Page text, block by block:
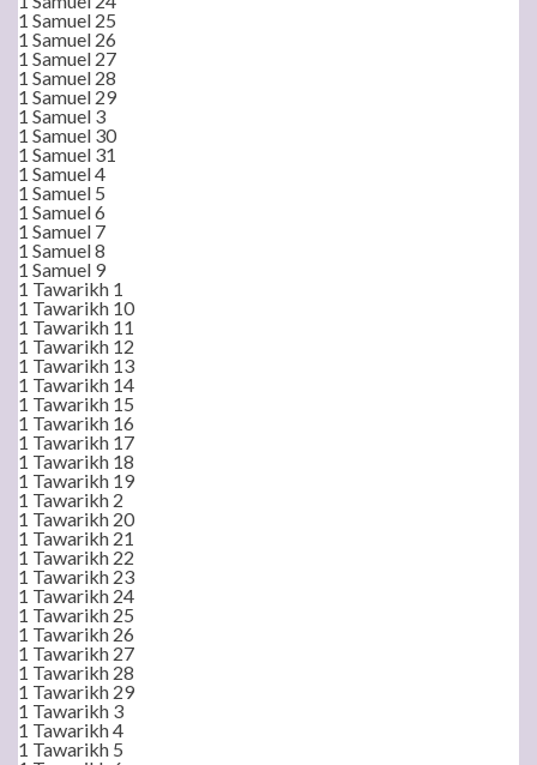
1 Samuel 25
1 Samuel 26
1 Samuel 27
1 Samuel 28
1 Samuel 29
1 Samuel 3
1 Samuel 30
1 Samuel 31
1 Samuel 4
1 Samuel 5
1 Samuel 6
1 Samuel 7
1 Samuel 8
1 Samuel 9
1 Tawarikh 1
1 Tawarikh 10
1 Tawarikh 11
1 Tawarikh 12
1 Tawarikh 13
1 Tawarikh 14
1 Tawarikh 15
1 Tawarikh 16
1 Tawarikh 17
1 Tawarikh 18
1 Tawarikh 19
1 Tawarikh 2
1 Tawarikh 20
1 Tawarikh 21
1 Tawarikh 22
1 Tawarikh 23
1 Tawarikh 24
1 Tawarikh 25
1 Tawarikh 26
1 Tawarikh 27
1 Tawarikh 28
1 Tawarikh 29
1 Tawarikh 3
1 Tawarikh 4
1 Tawarikh 5